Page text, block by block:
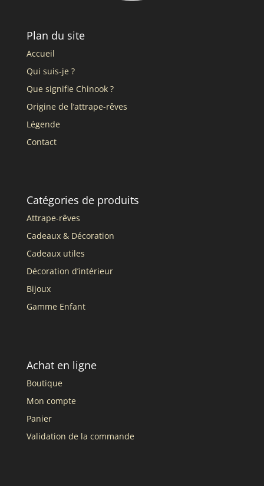
Plan du site
Accueil
Qui suis-je ?
Que signifie Chinook ?
Origine de l’attrape-rêves
Légende
Contact
Catégories de produits
Attrape-rêves
Cadeaux & Décoration
Cadeaux utiles
Décoration d’intérieur
Bijoux
Gamme Enfant
Achat en ligne
Boutique
Mon compte
Panier
Validation de la commande